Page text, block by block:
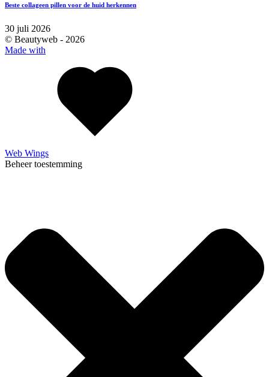
Beste collageen pillen voor de huid herkennen
30 juli 2026
© Beautyweb - 2026
Made with
Web Wings
Beheer toestemming